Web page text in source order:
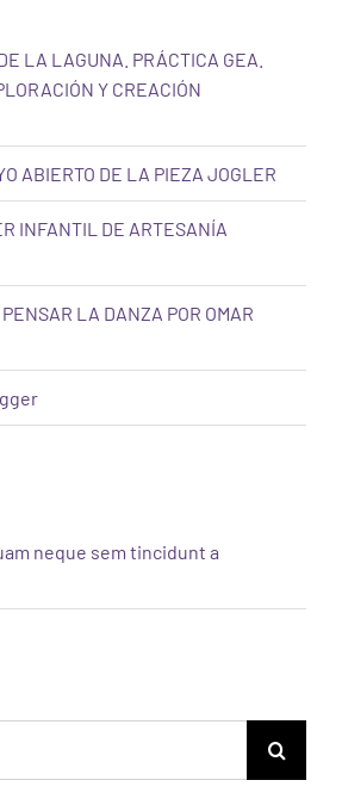
LA LAGUNA. PRÁCTICA GEA.
Y CREACIÓN
ABIERTO DE LA PIEZA JOGLER
INFANTIL DE ARTESANÍA
LA DANZA POR OMAR
neque sem tincidunt a